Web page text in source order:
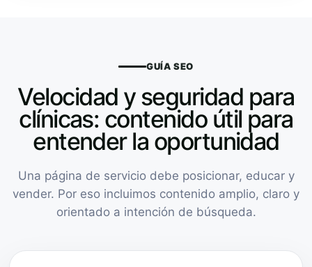
GUÍA SEO
Velocidad y seguridad para
clínicas: contenido útil para
entender la oportunidad
Una página de servicio debe posicionar, educar y
vender. Por eso incluimos contenido amplio, claro y
orientado a intención de búsqueda.